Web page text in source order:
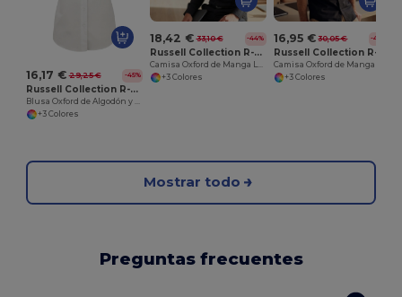
16,17 € 29,25 € -45%
Russell Collection R-933F-0
+3 Colores
18,42 € 33,10 € -44%
Russell Collection R-922M-0
+3 Colores
16,95 € 30,05 € -44%
+3 Colores
Mostrar todo
Preguntas frecuentes